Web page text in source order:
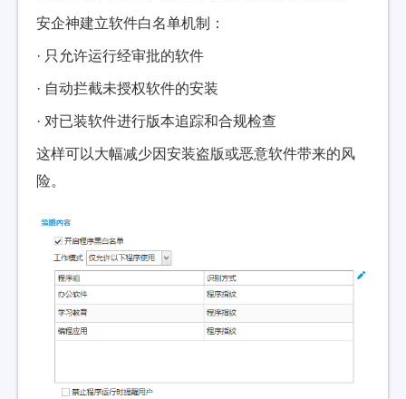
安企神建立软件白名单机制：
· 只允许运行经审批的软件
· 自动拦截未授权软件的安装
· 对已装软件进行版本追踪和合规检查
这样可以大幅减少因安装盗版或恶意软件带来的风
险。